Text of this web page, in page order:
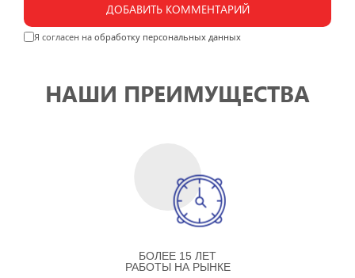
ДОБАВИТЬ КОММЕНТАРИЙ
Я согласен на обработку персональных данных
НАШИ ПРЕИМУЩЕСТВА
БОЛЕЕ 15 ЛЕТ
РАБОТЫ НА РЫНКЕ